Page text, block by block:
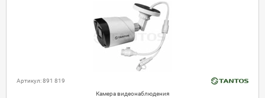
Артикул: 891 819
Камера видеонаблюдения